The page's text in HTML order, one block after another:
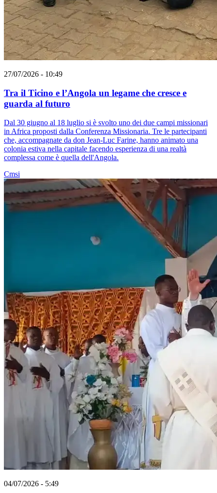
27/07/2026 - 10:49
Tra il Ticino e l’Angola un legame che cresce e
guarda al futuro
Dal 30 giugno al 18 luglio si è svolto uno dei due campi missionari
in Africa proposti dalla Conferenza Missionaria. Tre le partecipanti
che, accompagnate da don Jean-Luc Farine, hanno animato una
colonia estiva nella capitale facendo esperienza di una realtà
complessa come è quella dell'Angola.
Cmsi
04/07/2026 - 5:49